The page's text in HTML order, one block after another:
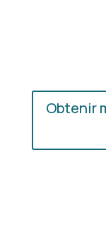
Obtenir